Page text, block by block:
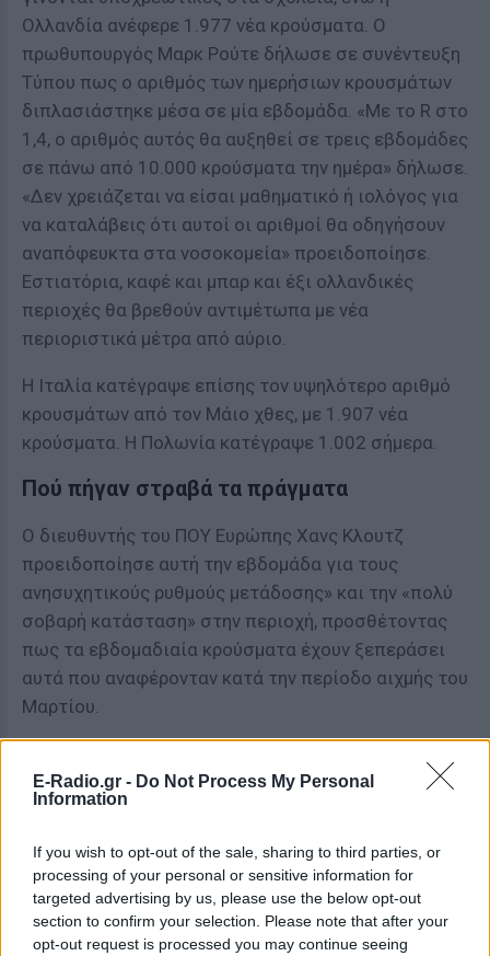
E-Radio.gr - Do Not Process My Personal
Information
If you wish to opt-out of the sale, sharing to third parties, or
processing of your personal or sensitive information for
targeted advertising by us, please use the below opt-out
section to confirm your selection. Please note that after your
opt-out request is processed you may continue seeing
Ολλανδία ανέφερε 1.977 νέα κρούσματα. Ο
πρωθυπουργός Μαρκ Ρούτε δήλωσε σε συνέντευξη
Τύπου πως ο αριθμός των ημερήσιων κρουσμάτων
διπλασιάστηκε μέσα σε μία εβδομάδα. «Με το R στο
1,4, ο αριθμός αυτός θα αυξηθεί σε τρεις εβδομάδες
σε πάνω από 10.000 κρούσματα την ημέρα» δήλωσε.
«Δεν χρειάζεται να είσαι μαθηματικό ή ιολόγος για
να καταλάβεις ότι αυτοί οι αριθμοί θα οδηγήσουν
αναπόφευκτα στα νοσοκομεία» προειδοποίησε.
Εστιατόρια, καφέ και μπαρ και έξι ολλανδικές
περιοχές θα βρεθούν αντιμέτωπα με νέα
περιοριστικά μέτρα από αύριο.
Η Ιταλία κατέγραψε επίσης τον υψηλότερο αριθμό
κρουσμάτων από τον Μάιο χθες, με 1.907 νέα
κρούσματα. Η Πολωνία κατέγραψε 1.002 σήμερα.
Πού πήγαν στραβά τα πράγματα
Ο διευθυντής του ΠΟΥ Ευρώπης Χανς Κλουτζ
προειδοποίησε αυτή την εβδομάδα για τους
ανησυχητικούς ρυθμούς μετάδοσης» και την «πολύ
σοβαρή κατάσταση» στην περιοχή, προσθέτοντας
πως τα εβδομαδιαία κρούσματα έχουν ξεπεράσει
αυτά που αναφέρονταν κατά την περίοδο αιχμής του
Μαρτίου.
μεγαλύτερες ηλικιακές ομάδες – αυτές ηλικίας 50
έως 79 ετών – την πρώτη εβδομάδα του
ποσοστό των νέων κρουσμάτων εξακολουθεί να
είναι μεταξύ των ηλικιών 25 και 49 ετών. Στα τέλη
Αυγούστου, ο Κλους είπε πως η σταδιακή αύξηση